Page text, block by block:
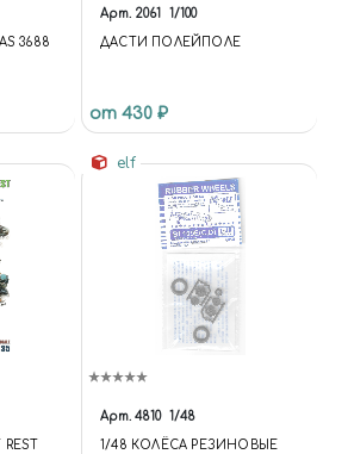
3688
Арт. 2061 1/100
ДАСТИ ПОЛЕЙПОЛЕ
от 430 ₽
elf
Арт. 4810 1/48
1/48 КОЛЁСА РЕЗИНОВЫЕ